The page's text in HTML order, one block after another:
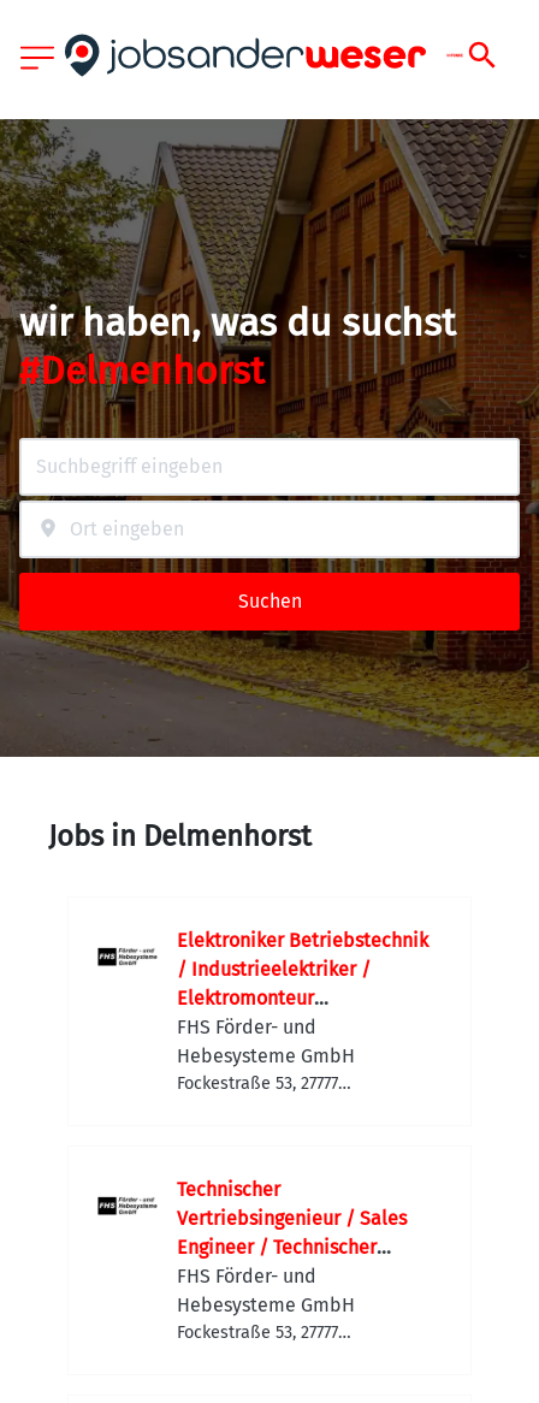
wir haben, was du suchst
#Delmenhorst
Suchen
Jobs in Delmenhorst
Elektroniker Betriebstechnik
/ Industrieelektriker /
Elektromonteur
Maschinenbau (m/w/d)
Maschinen- und Anlagenbau |
Schaltschrankbau |
FHS Förder- und
Hebesysteme GmbH
Fockestraße 53, 27777
Technischer
Vertriebsingenieur / Sales
Engineer / Technischer
Vertrieb Maschinenbau
(m/w/d)
Sondermaschinenbau |
FHS Förder- und
Hebesysteme GmbH
Fockestraße 53, 27777